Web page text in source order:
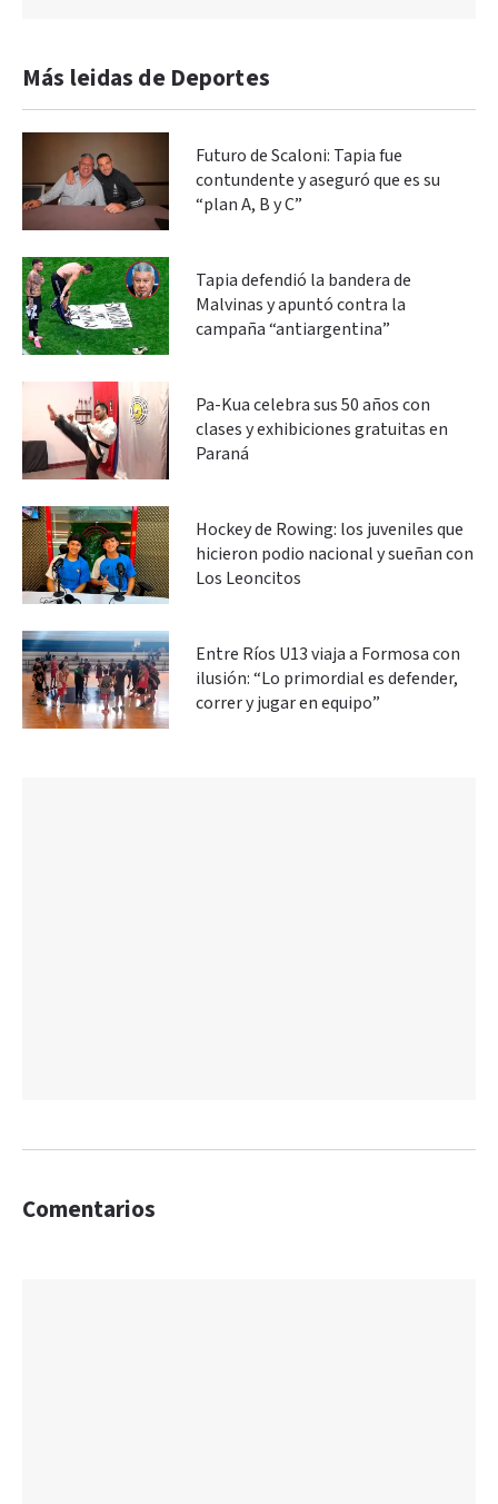
Más leidas de Deportes
Futuro de Scaloni: Tapia fue
contundente y aseguró que es su
“plan A, B y C”
Tapia defendió la bandera de
Malvinas y apuntó contra la
campaña “antiargentina”
Pa-Kua celebra sus 50 años con
clases y exhibiciones gratuitas en
Paraná
Hockey de Rowing: los juveniles que
hicieron podio nacional y sueñan con
Los Leoncitos
Entre Ríos U13 viaja a Formosa con
ilusión: “Lo primordial es defender,
correr y jugar en equipo”
Comentarios